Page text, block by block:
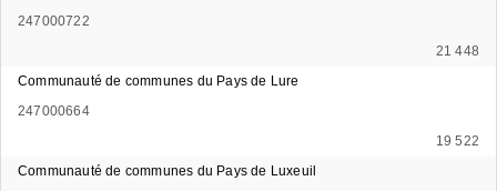
247000722
21 448
Communauté de communes du Pays de Lure
247000664
19 522
Communauté de communes du Pays de Luxeuil